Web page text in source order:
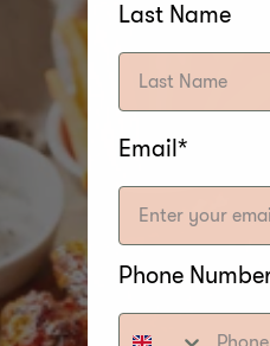
Last Name
Email*
Phone